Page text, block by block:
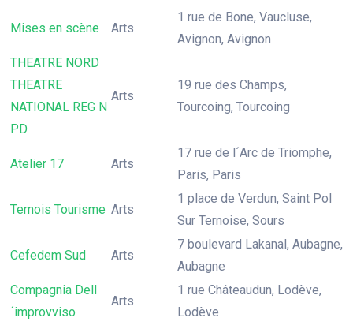
Mises en scène Arts
1 rue de Bone, Vaucluse,
Avignon, Avignon
THEATRE NORD
THEATRE
NATIONAL REG N
PD
Arts
19 rue des Champs,
Tourcoing, Tourcoing
Atelier 17 Arts
17 rue de l´Arc de Triomphe,
Paris, Paris
Ternois Tourisme Arts
1 place de Verdun, Saint Pol
Sur Ternoise, Sours
Cefedem Sud Arts
7 boulevard Lakanal, Aubagne,
Aubagne
Compagnia Dell
´improvviso
Arts
1 rue Châteaudun, Lodève,
Lodève